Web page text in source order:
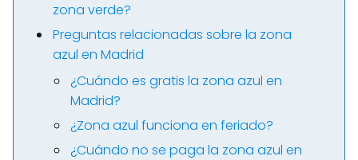
zona verde?
Preguntas relacionadas sobre la zona
azul en Madrid
¿Cuándo es gratis la zona azul en
Madrid?
¿Zona azul funciona en feriado?
¿Cuándo no se paga la zona azul en